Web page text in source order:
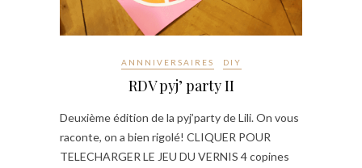
ANNNIVERSAIRES DIY
RDV pyj’ party II
Deuxième édition de la pyj’party de Lili. On vous
raconte, on a bien rigolé! CLIQUER POUR
TELECHARGER LE JEU DU VERNIS 4 copines